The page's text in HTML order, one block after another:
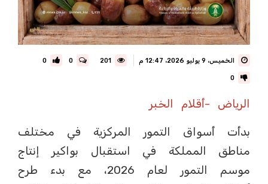
الخميس، 9 يوليو 2026، 12:47 م 0
0
0
الرياض -أقلام الخبر
بدأت أسواق التمور المركزية في مختلف
مناطق المملكة في استقبال بواكير إنتاج
موسم التمور لعام 2026، مع بدء طرح